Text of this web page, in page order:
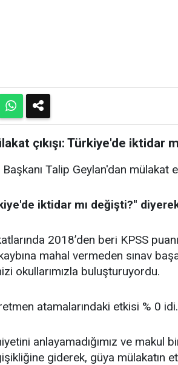
çıkışı: Türkiye'de iktidar
Talip Geylan'dan mülakat
iktidar mı değişti?''
2018’den beri KPSS
mahal vermeden sınav
okullarımızla buluşturuyordu.
atamalarındaki etkisi % 0 idi.
anlayamadığımız ve makul
giderek, güya mülakatın